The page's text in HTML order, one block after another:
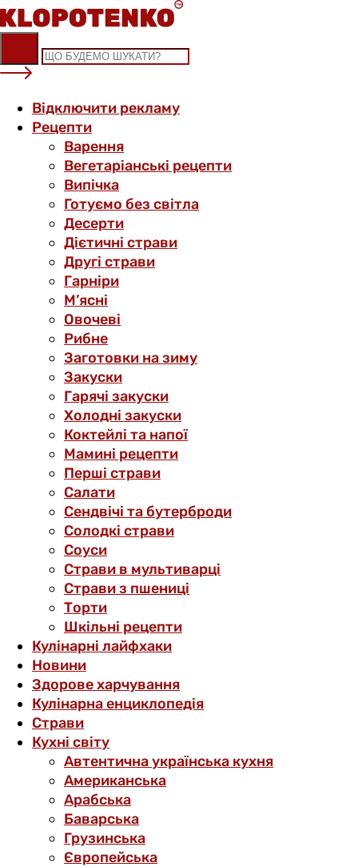
Skip
to
content
Відключити рекламу
Рецепти
Варення
Вегетаріанські рецепти
Випічка
Готуємо без світла
Десерти
Дієтичні страви
Другі страви
Гарніри
М’ясні
Овочеві
Рибне
Заготовки на зиму
Закуски
Гарячі закуски
Холодні закуски
Коктейлі та напої
Мамині рецепти
Перші страви
Салати
Сендвічі та бутерброди
Солодкі страви
Соуси
Страви в мультиварці
Страви з пшениці
Торти
Шкільні рецепти
Кулінарні лайфхаки
Новини
Здорове харчування
Кулінарна енциклопедія
Страви
Кухні світу
Автентична українська кухня
Американська
Арабська
Баварська
Грузинська
Європейська